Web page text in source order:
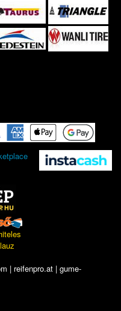
| reifenpro.at | gume-